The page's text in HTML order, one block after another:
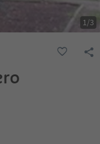
1/3